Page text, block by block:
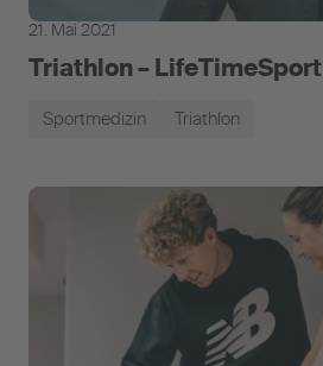
21. Mai 2021
Triathlon – LifeTimeSport
Sportmedizin Triathlon